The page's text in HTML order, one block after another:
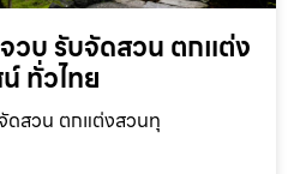
วบ รับจัดสวน ตกแต่ง
ทั่วไทย
ดสวน ตกแต่งสวนทุ